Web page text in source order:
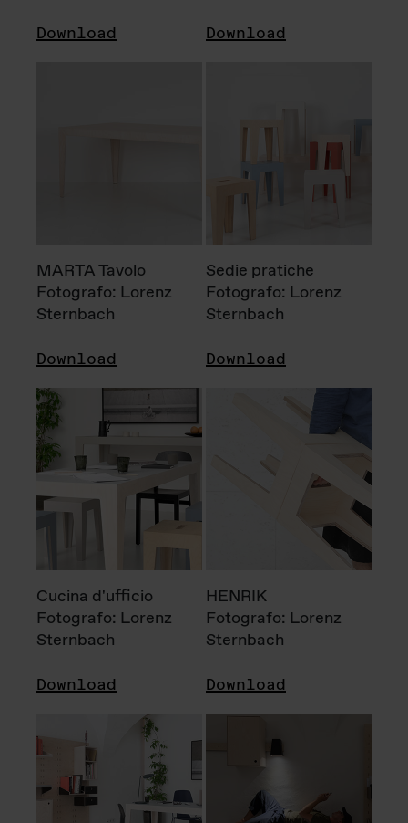
Download Download
MARTA Tavolo
Fotografo: Lorenz
Sternbach
Download
Sedie pratiche
Fotografo: Lorenz
Sternbach
Download
Cucina d'ufficio
Fotografo: Lorenz
Sternbach
Download
HENRIK
Fotografo: Lorenz
Sternbach
Download